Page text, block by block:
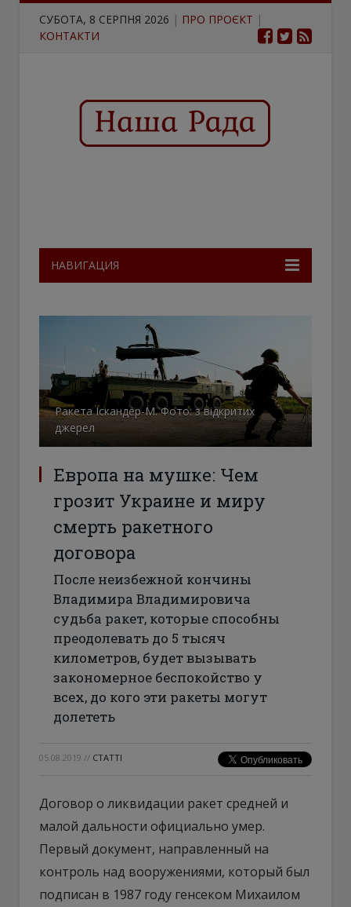
СУБОТА, 8 СЕРПНЯ 2026 | ПРО ПРОЄКТ |
КОНТАКТИ
НАВИГАЦИЯ
Ракета Іскандер-М. Фото: з відкритих
джерел
Европа на мушке: Чем
грозит Украине и миру
смерть ракетного
договора
После неизбежной кончины
Владимира Владимировича
судьба ракет, которые способны
преодолевать до 5 тысяч
километров, будет вызывать
закономерное беспокойство у
всех, до кого эти ракеты могут
долететь
05.08.2019 // СТАТТІ
Договор о ликвидации ракет средней и
малой дальности официально умер.
Первый документ, направленный на
контроль над вооружениями, который был
подписан в 1987 году генсеком Михаилом